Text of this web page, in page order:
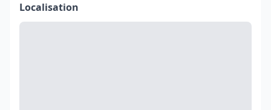
Localisation